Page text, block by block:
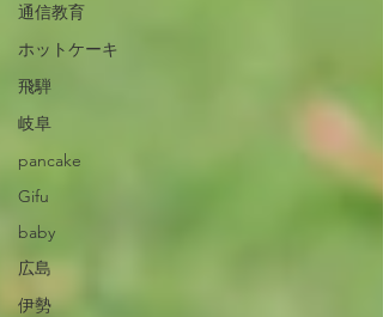
通信教育
ホットケーキ
飛騨
岐阜
pancake
Gifu
baby
広島
伊勢